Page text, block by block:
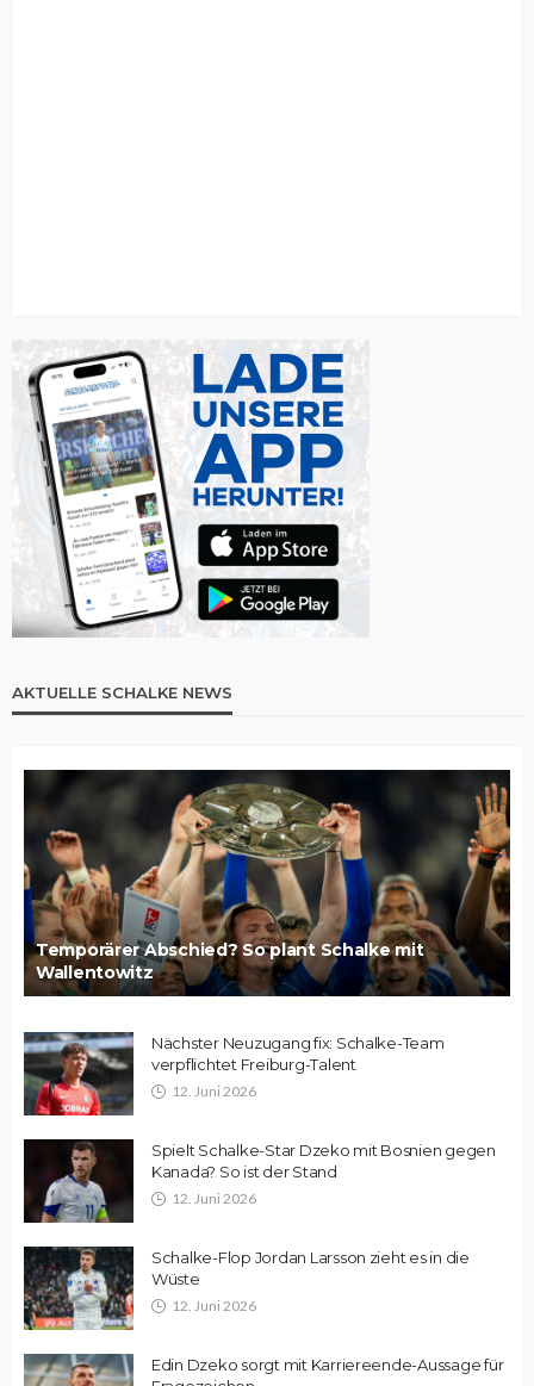
AKTUELLE SCHALKE NEWS
Temporärer Abschied? So plant Schalke mit
Wallentowitz
Nächster Neuzugang fix: Schalke-Team
verpflichtet Freiburg-Talent
12. Juni 2026
Spielt Schalke-Star Dzeko mit Bosnien gegen
Kanada? So ist der Stand
12. Juni 2026
Schalke-Flop Jordan Larsson zieht es in die
Wüste
12. Juni 2026
Edin Dzeko sorgt mit Karriereende-Aussage für